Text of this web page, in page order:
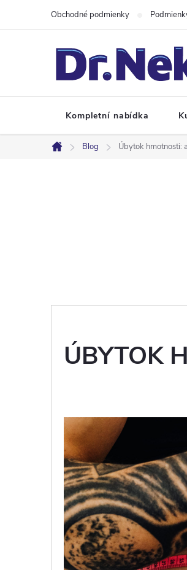
Obchodné podmienky
Kompletní nabídka
Domov
Blog Úbytok hmotnosti:
ÚBYTOK